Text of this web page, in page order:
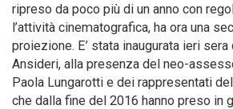
ripreso da poco più di un anno con
l’attività cinematografica, ha ora una
proiezione. E’ stata inaugurata ieri
Ansideri, alla presenza del neo-
Paola Lungarotti e dei rappresentati
che dalla fine del 2016 hanno preso in